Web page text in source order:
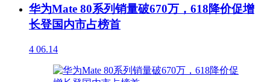
华为Mate 80系列销量破670万，618降价促增
长登国内市占榜首
4 06.14